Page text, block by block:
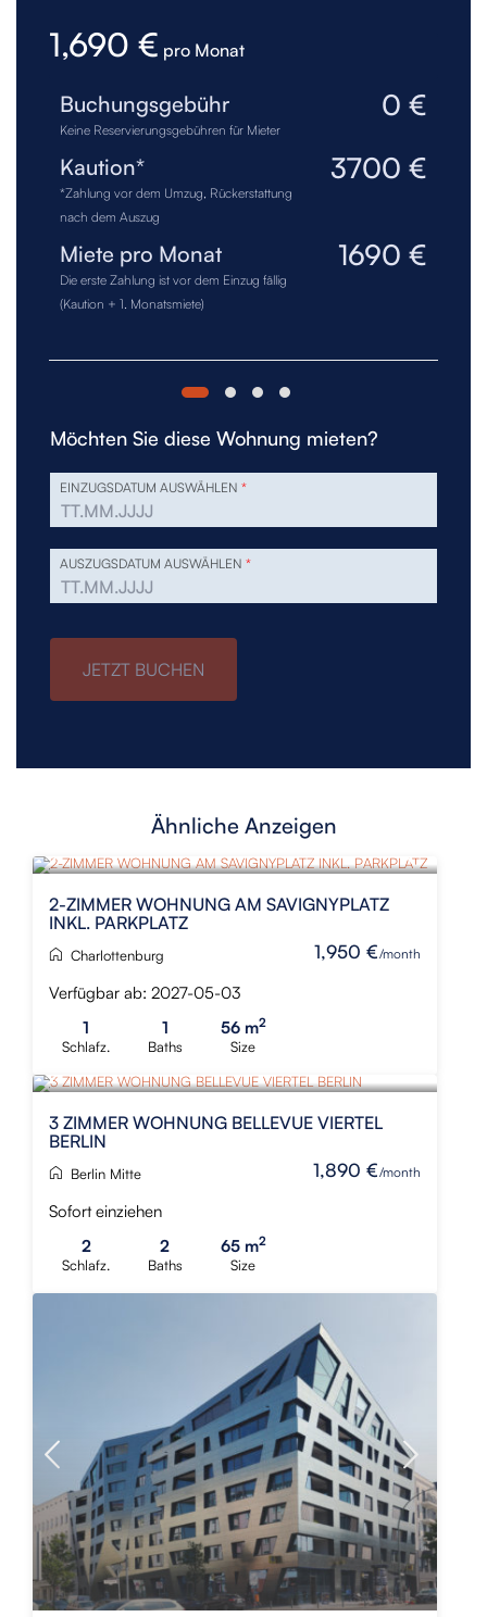
1,690 € pro Monat
Buchungsgebühr 0 €
Keine Reservierungsgebühren für Mieter
Kaution* 3700 €
*Zahlung vor dem Umzug, Rückerstattung
nach dem Auszug
Miete pro Monat 1690 €
Die erste Zahlung ist vor dem Einzug fällig
(Kaution + 1. Monatsmiete)
Möchten Sie diese Wohnung mieten?
EINZUGSDATUM AUSWÄHLEN*
AUSZUGSDATUM AUSWÄHLEN*
JETZT BUCHEN
Ähnliche Anzeigen
NEU
1,950 €/month
2-ZIMMER WOHNUNG AM SAVIGNYPLATZ
INKL. PARKPLATZ
Charlottenburg
Verfügbar ab: 2027-05-03
1
Schlafz.
1
Baths
56 m2
Size
NEU
1,890 €/month
3 ZIMMER WOHNUNG BELLEVUE VIERTEL
BERLIN
Berlin Mitte
Sofort einziehen
2
Schlafz.
2
Baths
65 m2
Size